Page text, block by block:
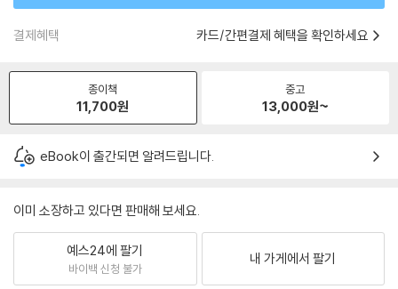
결제혜택 카드/간편결제 혜택을 확인하세요
종이책
11,700원
중고
13,000원~
eBook이 출간되면 알려드립니다.
이미 소장하고 있다면 판매해 보세요.
예스24에 팔기
바이백 신청 불가
내 가게에서 팔기